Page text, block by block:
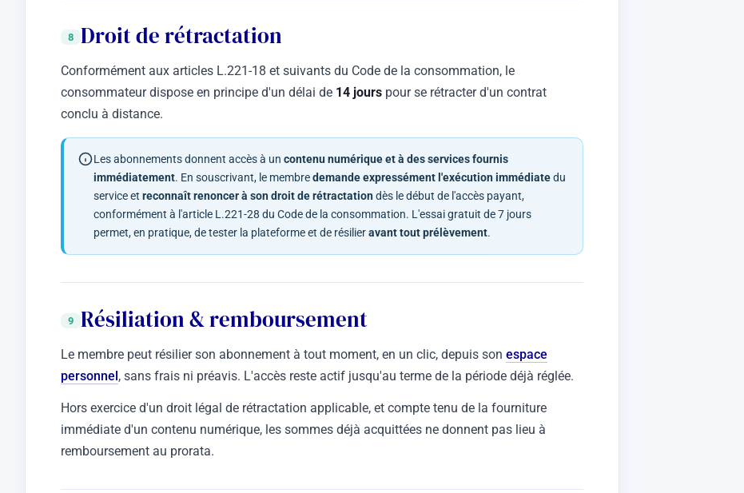
8 Droit de rétractation
Conformément aux articles L.221-18 et suivants du Code de la consommation, le
consommateur dispose en principe d'un délai de 14 jours pour se rétracter d'un contrat
conclu à distance.
Les abonnements donnent accès à un contenu numérique et à des services fournis
immédiatement. En souscrivant, le membredemande expressément l'exécution immédiatedu
service et reconnaît renoncer à son droit de rétractationdès le début de l'accès payant,
conformément à l'article L.221-28 du Code de la consommation. L'essai gratuit de 7 jours
permet, en pratique, de tester la plateforme et de résilieravant tout prélèvement.
9 Résiliation & remboursement
Le membre peut résilier son abonnement à tout moment, en un clic, depuis son espace
personnel, sans frais ni préavis. L'accès reste actif jusqu'au terme de la période déjà réglée.
Hors exercice d'un droit légal de rétractation applicable, et compte tenu de la fourniture
immédiate d'un contenu numérique, les sommes déjà acquittées ne donnent pas lieu à
remboursement au prorata.